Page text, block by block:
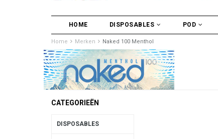
HOME DISPOSABLES POD
Home Merken Naked 100 Menthol
CATEGORIEËN
DISPOSABLES